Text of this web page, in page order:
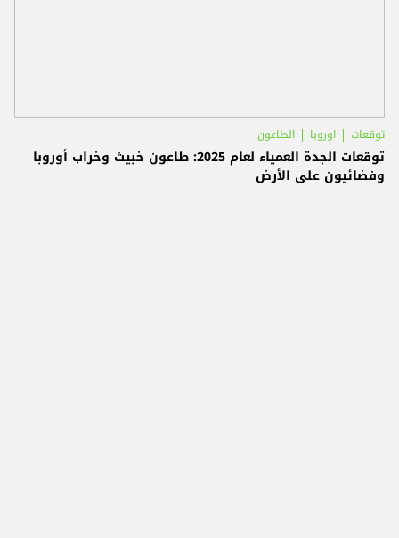
توقعات اوروبا الطاعون
توقعات الجدة العمياء لعام 2025: طاعون خبيث وخراب أوروبا
وفضائيون على الأرض